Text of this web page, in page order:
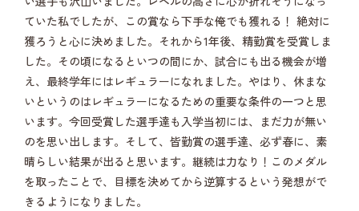
ていた私でしたが、この賞なら下手な俺でも獲れる！ 絶対に
獲ろうと心に決めました。それから1年後、精勤賞を受賞しま
した。その頃になるといつの間にか、試合にも出る機会が増
え、最終学年にはレギュラーになれました。やはり、休まな
いというのはレギュラーになるための重要な条件の一つと思
います。今回受賞した選手達も入学当初には、まだ力が無い
のを思い出します。そして、皆勤賞の選手達、必ず春に、素
晴らしい結果が出ると思います。継続は力なり！このメダル
を取ったことで、目標を決めてから逆算するという発想がで
きるようになりました。